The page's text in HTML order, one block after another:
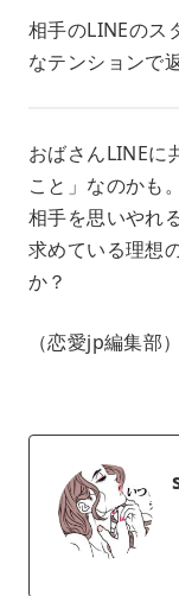
相手のLINEのス
なテンションで
おばさんLINEに
こと」なのかも。
相手を思いやれ
求めている理想
か？
（恋愛jp編集部）